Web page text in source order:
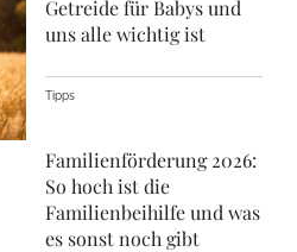
Getreide für Babys und
uns alle wichtig ist
Tipps
Familienförderung 2026:
So hoch ist die
Familienbeihilfe und was
es sonst noch gibt